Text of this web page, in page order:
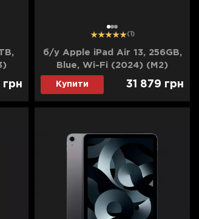
грн
12
(1)
б/у Apple iPad Air 13, 256GB,
Blue, Wi-Fi (2024) (M2)
(MV2F3)
Купити 31 879 грн